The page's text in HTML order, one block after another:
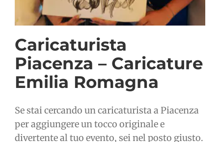
Caricaturista
Piacenza – Caricature
Emilia Romagna
Se stai cercando un caricaturista a Piacenza
per aggiungere un tocco originale e
divertente al tuo evento, sei nel posto giusto.